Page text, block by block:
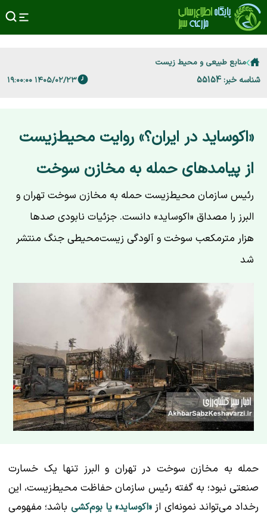
منابع طبیعی و محیط زیست
شناسه خبر: 55154 ۱۴۰۵/۰۲/۲۳ ۱۹:۰۰:۰۰
«اکوساید در ایران؟» روایت محیط‌زیست
از پیامدهای حمله به مخازن سوخت
رئیس سازمان محیط‌زیست حمله به مخازن سوخت تهران و
البرز را مصداق «اکوساید» دانست. جزئیات نابودی صدها
هزار مترمکعب سوخت و آلودگی زیست‌محیطی جنگ منتشر
شد
حمله به مخازن سوخت در تهران و البرز تنها یک خسارت
صنعتی نبود؛ به گفته رئیس سازمان حفاظت محیط‌زیست، این
رخداد می‌تواند نمونه‌ای از «اکوساید» یا بوم‌کشی باشد؛ مفهومی